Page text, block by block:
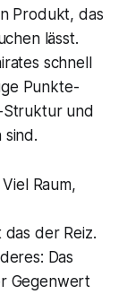
Produkt, das
lässt.
schnell
Punkte-
Struktur und
sind.
Raum,
der Reiz.
Das
Gegenwert